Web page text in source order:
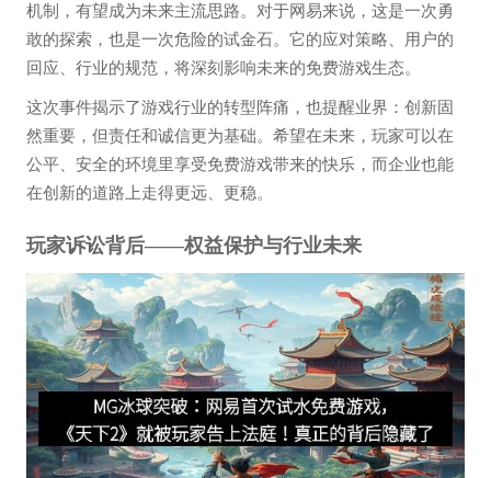
机制，有望成为未来主流思路。对于网易来说，这是一次勇
敢的探索，也是一次危险的试金石。它的应对策略、用户的
回应、行业的规范，将深刻影响未来的免费游戏生态。
这次事件揭示了游戏行业的转型阵痛，也提醒业界：创新固
然重要，但责任和诚信更为基础。希望在未来，玩家可以在
公平、安全的环境里享受免费游戏带来的快乐，而企业也能
在创新的道路上走得更远、更稳。
玩家诉讼背后——权益保护与行业未来